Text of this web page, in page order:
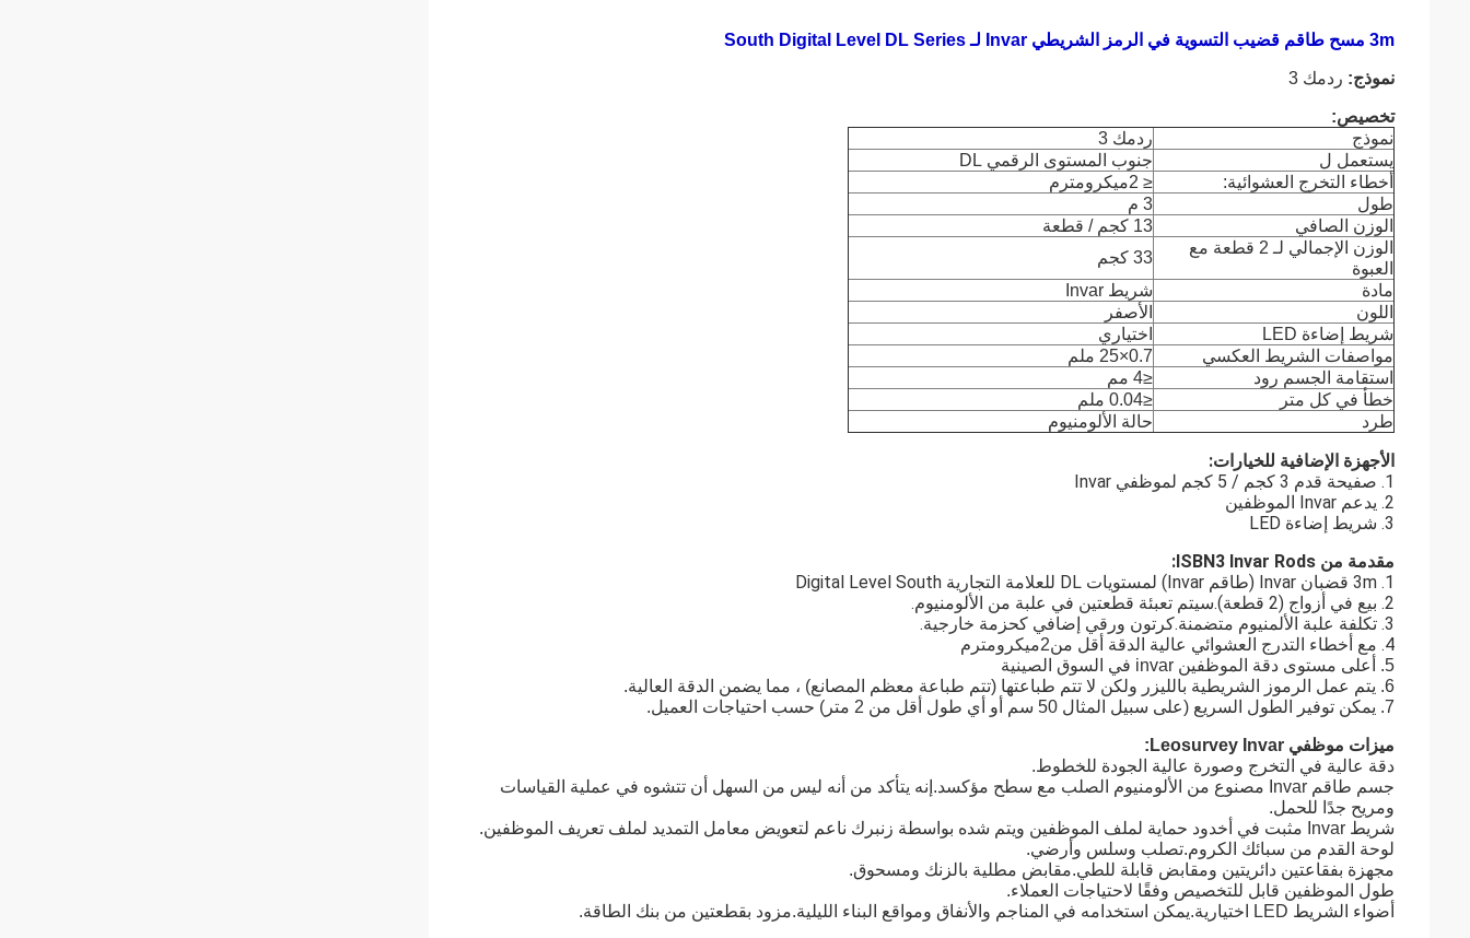
3m مسح طاقم قضيب التسوية في الرمز الشريطي Invar لـ South Digital Level DL Series
نموذج: ردمك 3
تخصيص:
نموذج
ردمك 3
يستعمل ل
جنوب المستوى الرقمي DL
أخطاء التخرج العشوائية:
≤ 2 ميكرومتر م
طول
3 م
الوزن الصافي
13 كجم / قطعة
الوزن الإجمالي لـ 2 قطعة مع
العبوة
33 كجم
مادة
شريط Invar
اللون
الأصفر
شريط إضاءة LED
اختياري
مواصفات الشريط العكسي
0.7
×25 ملم
استقامة الجسم رود
≤4 مم
خطأ في كل متر
≤0.04 ملم
طرد
حالة الألومنيوم
الأجهزة الإضافية للخيارات:
1. صفيحة قدم 3 كجم / 5 كجم لموظفي Invar
2. يدعم Invar الموظفين
3. شريط إضاءة LED
مقدمة من ISBN3 Invar Rods:
1. 3m قضبان Invar (طاقم Invar) لمستويات DL للعلامة التجارية Digital Level South
2. بيع في أزواج (2 قطعة).سيتم تعبئة قطعتين في علبة من الألومنيوم.
3. تكلفة علبة الألمنيوم متضمنة.كرتون ورقي إضافي كحزمة خارجية.
4. مع أخطاء التدرج العشوائي عالية الدقة أقل من
2ميكرومتر م
5. أعلى مستوى دقة الموظفين invar في السوق الصينية
6. يتم عمل الرموز الشريطية بالليزر ولكن لا تتم طباعتها (تتم طباعة معظم المصانع) ، مما يضمن الدقة العالية.
7. يمكن توفير الطول السريع (على سبيل المثال 50 سم أو أي طول أقل من 2 متر) حسب احتياجات العميل.
ميزات موظفي Leosurvey Invar:
دقة عالية في التخرج وصورة عالية الجودة للخطوط.
جسم طاقم Invar مصنوع من الألومنيوم الصلب مع سطح مؤكسد.إنه يتأكد من أنه ليس من السهل أن تتشوه في عملية القياسات
ومريح جدًا للحمل.
شريط Invar مثبت في أخدود حماية لملف الموظفين ويتم شده بواسطة زنبرك ناعم لتعويض معامل التمديد لملف تعريف الموظفين.
لوحة القدم من سبائك الكروم.تصلب وسلس وأرضي.
مجهزة بفقاعتين دائريتين ومقابض قابلة للطي.مقابض مطلية بالزنك ومسحوق.
طول الموظفين قابل للتخصيص وفقًا لاحتياجات العملاء.
أضواء الشريط LED اختيارية.يمكن استخدامه في المناجم والأنفاق ومواقع البناء الليلية.مزود بقطعتين من بنك الطاقة.